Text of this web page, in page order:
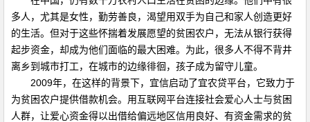
多人，尤其是女性，勤劳善良，渴望用双手为自己和家人创造更好
的生活。但对于这些怀揣着发展愿望的贫困农户，无法从银行获得
起步资金，却成为他们面临的最大困难。为此，很多人不得不背井
离乡到城市打工，在城市的边缘徘徊，孩子成为留守儿童。
2009年，在这样的背景下，宜信启动了宜农贷平台，它致力于
为贫困农户提供借款机会。用互联网平台连接社会爱心人士与贫困
人群，让爱心资金得以出借给偏远地区信用良好、有资金需求的贫